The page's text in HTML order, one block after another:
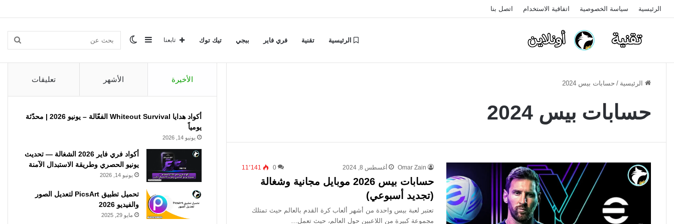
الرئيسية سياسة الخصوصية اتفاقية الاستخدام اتصل بنا
الرئيسية تقنية فري فاير ببجي تيك توك بحث الوضع
المظلم
إضافة تابعنا
الرئيسية / حسابات بيس 2024
حسابات بيس 2024
Omar Zain أغسطس 8, 2024 0 11٬141
حسابات بيس 2026 موبايل مجانية وشغالة
(تجديد أسبوعي)
تعتبر لعبة بيس واحدة من أشهر ألعاب كرة القدم بالعالم حيث تمتلك
مجموعة كبيرة من اللاعبين حول العالم، حيث تعمل…
الأخيرة الأشهر تعليقات
أكواد هدايا Whiteout Survival الفعّالة – يونيو 2026 | محدّثة
يومياً
يونيو 14, 2026
أكواد فري فاير 2026 الشغالة — تحديث
يونيو الحصري وطريقة الاستبدال الآمنة
يونيو 14, 2026
تحميل تطبيق PicsArt لتعديل الصور
والفيديو 2026
مايو 29, 2025